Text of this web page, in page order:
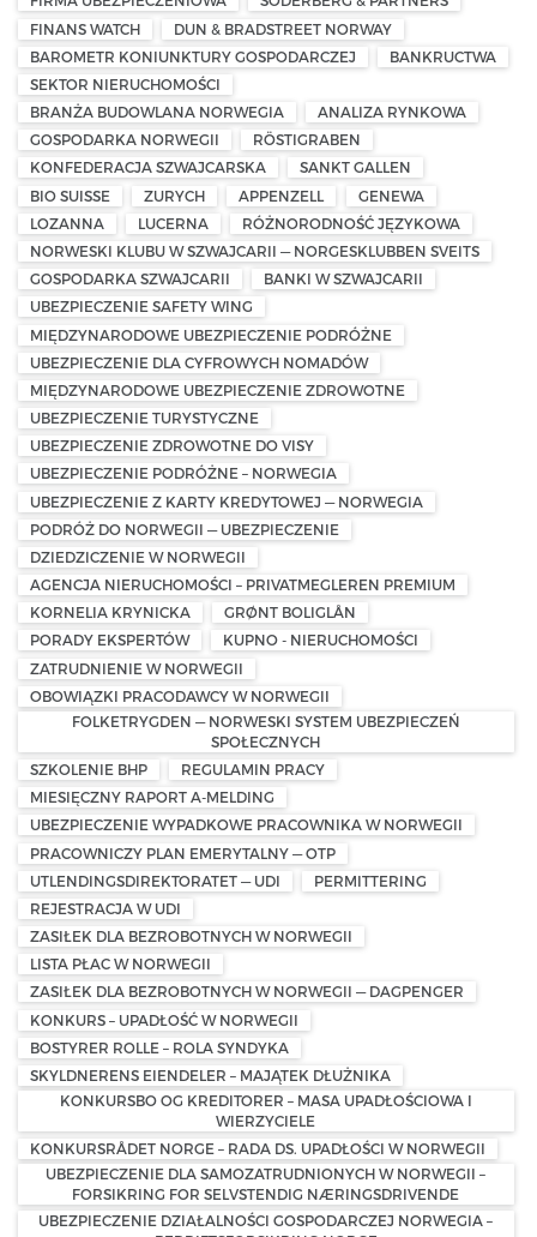
FINANS WATCH
DUN & BRADSTREET NORWAY
BAROMETR KONIUNKTURY GOSPODARCZEJ
BANKRUCTWA
SEKTOR NIERUCHOMOŚCI
BRANŻA BUDOWLANA NORWEGIA
ANALIZA RYNKOWA
GOSPODARKA NORWEGII
RÖSTIGRABEN
KONFEDERACJA SZWAJCARSKA
SANKT GALLEN
BIO SUISSE
ZURYCH APPENZELL
GENEWA
LOZANNA
LUCERNA
RÓŻNORODNOŚĆ JĘZYKOWA
NORWESKI KLUBU W SZWAJCARII — NORGESKLUBBEN SVEITS
GOSPODARKA SZWAJCARII
BANKI W SZWAJCARII
UBEZPIECZENIE SAFETY WING
MIĘDZYNARODOWE UBEZPIECZENIE PODRÓŻNE
UBEZPIECZENIE DLA CYFROWYCH NOMADÓW
MIĘDZYNARODOWE UBEZPIECZENIE ZDROWOTNE
UBEZPIECZENIE TURYSTYCZNE
UBEZPIECZENIE ZDROWOTNE DO VISY
UBEZPIECZENIE PODRÓŻNE – NORWEGIA
UBEZPIECZENIE Z KARTY KREDYTOWEJ — NORWEGIA
PODRÓŻ DO NORWEGII — UBEZPIECZENIE
DZIEDZICZENIE W NORWEGII
AGENCJA NIERUCHOMOŚCI – PRIVATMEGLEREN PREMIUM
KORNELIA KRYNICKA
GRØNT BOLIGLÅN
PORADY EKSPERTÓW
KUPNO - NIERUCHOMOŚCI
ZATRUDNIENIE W NORWEGII
OBOWIĄZKI PRACODAWCY W NORWEGII
FOLKETRYGDEN — NORWESKI SYSTEM UBEZPIECZEŃ
SPOŁECZNYCH
SZKOLENIE BHP
REGULAMIN PRACY
MIESIĘCZNY RAPORT A-MELDING
UBEZPIECZENIE WYPADKOWE PRACOWNIKA W NORWEGII
PRACOWNICZY PLAN EMERYTALNY — OTP
UTLENDINGSDIREKTORATET — UDI
PERMITTERING
REJESTRACJA W UDI
ZASIŁEK DLA BEZROBOTNYCH W NORWEGII
LISTA PŁAC W NORWEGII
ZASIŁEK DLA BEZROBOTNYCH W NORWEGII — DAGPENGER
KONKURS – UPADŁOŚĆ W NORWEGII
BOSTYRER ROLLE – ROLA SYNDYKA
SKYLDNERENS EIENDELER – MAJĄTEK DŁUŻNIKA
KONKURSBO OG KREDITORER – MASA UPADŁOŚCIOWA I
WIERZYCIELE
KONKURSRÅDET NORGE – RADA DS. UPADŁOŚCI W NORWEGII
UBEZPIECZENIE DLA SAMOZATRUDNIONYCH W NORWEGII –
FORSIKRING FOR SELVSTENDIG NÆRINGSDRIVENDE
UBEZPIECZENIE DZIAŁALNOŚCI GOSPODARCZEJ NORWEGIA –